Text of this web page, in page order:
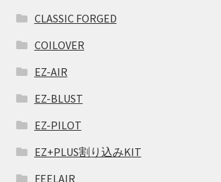
CLASSIC FORGED
COILOVER
EZ-AIR
EZ-BLUST
EZ-PILOT
EZ+PLUS割り込みKIT
FEELAIR